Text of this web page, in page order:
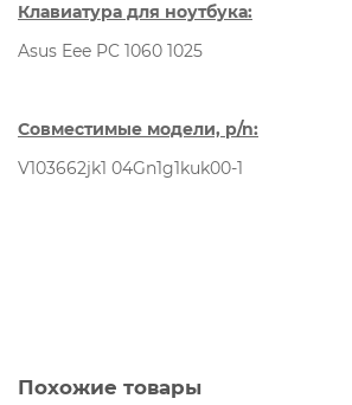
Клавиатура для ноутбука:
Asus Eee PC 1060 1025
Совместимые модели, p/n:
V103662jk1 04Gn1g1kuk00-1
Похожие товары